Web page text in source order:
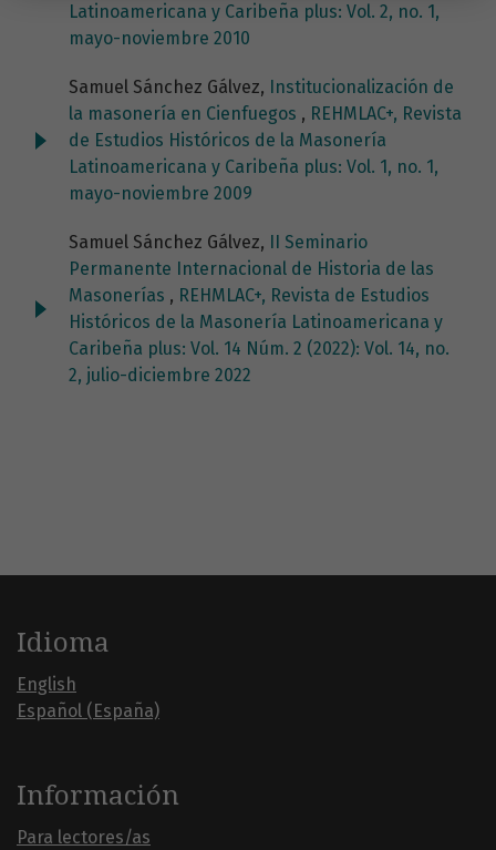
Latinoamericana y Caribeña plus: Vol. 2, no. 1,
mayo-noviembre 2010
Samuel Sánchez Gálvez,
Institucionalización de
la masonería en Cienfuegos , REHMLAC+, Revista
de Estudios Históricos de la Masonería
Latinoamericana y Caribeña plus: Vol. 1, no. 1,
mayo-noviembre 2009
Samuel Sánchez Gálvez,
II Seminario
Permanente Internacional de Historia de las
Masonerías , REHMLAC+, Revista de Estudios
Históricos de la Masonería Latinoamericana y
Caribeña plus: Vol. 14 Núm. 2 (2022): Vol. 14, no.
2, julio-diciembre 2022
Idioma
English
Español (España)
Información
Para lectores/as